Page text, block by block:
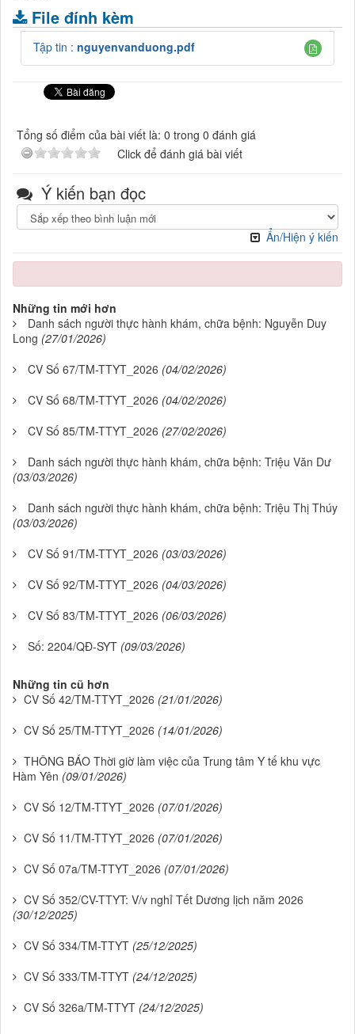
File đính kèm
Tập tin : nguyenvanduong.pdf
Tổng số điểm của bài viết là: 0 trong 0 đánh giá
Click để đánh giá bài viết
Ý kiến bạn đọc
Ẩn/Hiện ý kiến
Những tin mới hơn
Danh sách người thực hành khám, chữa bệnh: Nguyễn Duy
Long (27/01/2026)
CV Số 67/TM-TTYT_2026 (04/02/2026)
CV Số 68/TM-TTYT_2026 (04/02/2026)
CV Số 85/TM-TTYT_2026 (27/02/2026)
Danh sách người thực hành khám, chữa bệnh: Triệu Văn Dư
(03/03/2026)
Danh sách người thực hành khám, chữa bệnh: Triệu Thị Thúy
(03/03/2026)
CV Số 91/TM-TTYT_2026 (03/03/2026)
CV Số 92/TM-TTYT_2026 (04/03/2026)
CV Số 83/TM-TTYT_2026 (06/03/2026)
Số: 2204/QĐ-SYT (09/03/2026)
Những tin cũ hơn
CV Số 42/TM-TTYT_2026 (21/01/2026)
CV Số 25/TM-TTYT_2026 (14/01/2026)
THÔNG BÁO Thời giờ làm việc của Trung tâm Y tế khu vực
Hàm Yên (09/01/2026)
CV Số 12/TM-TTYT_2026 (07/01/2026)
CV Số 11/TM-TTYT_2026 (07/01/2026)
CV Số 07a/TM-TTYT_2026 (07/01/2026)
CV Số 352/CV-TTYT: V/v nghỉ Tết Dương lịch năm 2026
(30/12/2025)
CV Số 334/TM-TTYT (25/12/2025)
CV Số 333/TM-TTYT (24/12/2025)
CV Số 326a/TM-TTYT (24/12/2025)